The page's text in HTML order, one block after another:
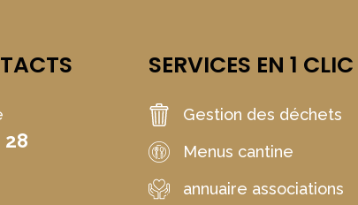
28
SERVICES EN 1 CLIC
Gestion des déchets
Menus cantine
annuaire associations